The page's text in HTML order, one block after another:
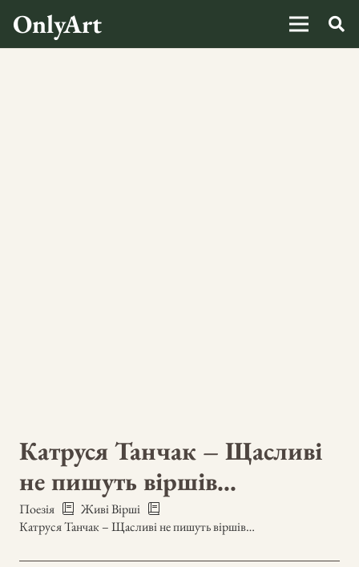
OnlyArt
Катруся Танчак – Щасливі
не пишуть віршів…
Поезія
Живі Вірші
Катруся Танчак – Щасливі не пишуть віршів…